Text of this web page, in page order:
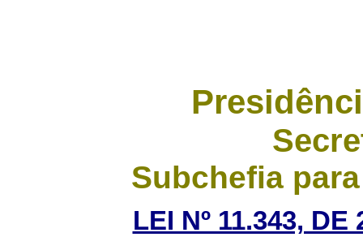
Subchefia
LEI Nº 11.343,